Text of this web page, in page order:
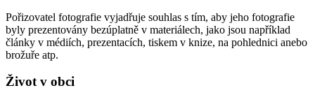
Pořizovatel fotografie vyjadřuje souhlas s tím, aby jeho fotografie
byly prezentovány bezúplatně v materiálech, jako jsou například
články v médiích, prezentacích, tiskem v knize, na pohlednici anebo
brožuře atp.
Život v obci